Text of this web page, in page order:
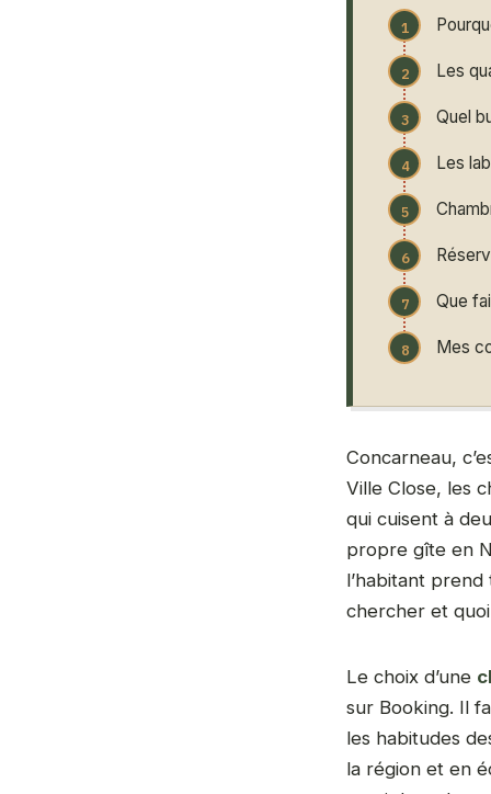
Les
Quel
Les
Que
Mes
Concarneau,
Ville Close, les
qui cuisent à
propre gîte en
l’habitant
chercher et
Le choix d’une
sur Booking. Il
les habitudes
la région et en